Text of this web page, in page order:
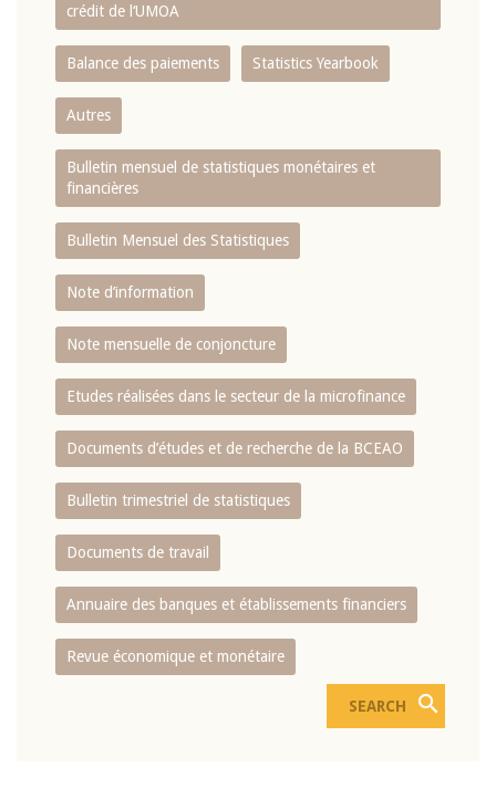
crédit de l‘UMOA
Balance des paiements Statistics Yearbook
Autres
Bulletin mensuel de statistiques monétaires et
financières
Bulletin Mensuel des Statistiques
Note d’information
Note mensuelle de conjoncture
Etudes réalisées dans le secteur de la microfinance
Documents d’études et de recherche de la BCEAO
Bulletin trimestriel de statistiques
Documents de travail
Annuaire des banques et établissements financiers
Revue économique et monétaire